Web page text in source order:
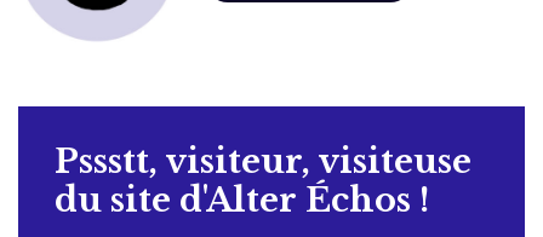
Pssstt, visiteur, visiteuse
du site d'Alter Échos !